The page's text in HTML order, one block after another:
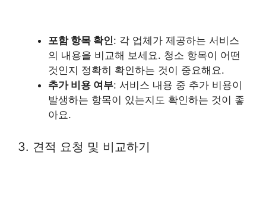
포함 항목 확인: 각 업체가 제공하는 서비스
의 내용을 비교해 보세요. 청소 항목이 어떤
것인지 정확히 확인하는 것이 중요해요.
추가 비용 여부: 서비스 내용 중 추가 비용이
발생하는 항목이 있는지도 확인하는 것이 좋
아요.
3. 견적 요청 및 비교하기